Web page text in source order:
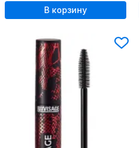
В корзину